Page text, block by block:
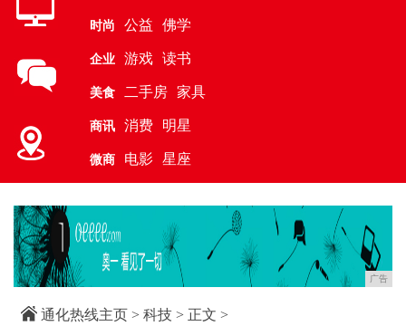
时尚 公益 佛学
企业 游戏 读书
美食 二手房 家具
商讯 消费 明星
微商 电影 星座
广告
通化热线主页 > 科技 > 正文 >